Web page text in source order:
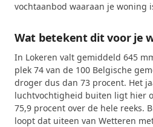
vochtaanbod waaraan je woning
Wat betekent dit voor je
In Lokeren valt gemiddeld 645
plek 74 van de 100 Belgische
droger dus dan 73 procent. Het
luchtvochtigheid buiten ligt hier
75,9 procent over de hele reeks.
loopt dat uiteen van Wetteren